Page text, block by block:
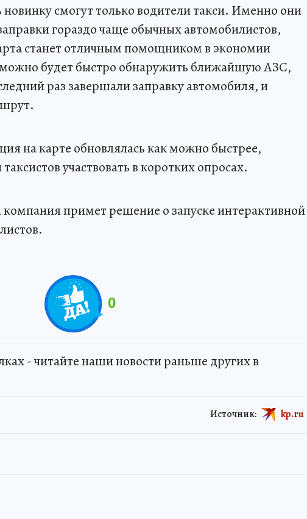
новинку смогут только водители такси. Именно они
гораздо чаще обычных автомобилистов,
станет отличным помощником в экономии
будет быстро обнаружить ближайшую АЗС,
раз завершали заправку автомобиля, и
на карте обновлялась как можно быстрее,
участвовать в коротких опросах.
примет решение о запуске интерактивной
0
- читайте наши новости раньше других в
Источник: kp.ru